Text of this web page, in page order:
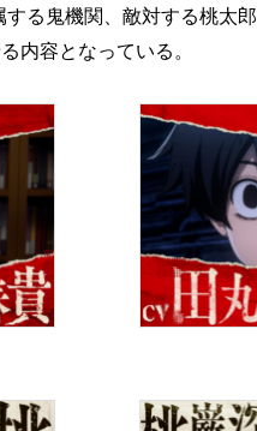
る鬼機関、敵対する桃太
内容となっている。